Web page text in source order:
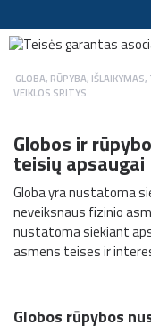
GLOBA, RŪPYBA, IŠLAIKYMAS,
VEIKLOS SRITYS
Globos ir
teisių apsaugai
Globa yra nustatoma
neveiksnaus fizinio
nustatoma siekiant
asmens teises ir
Globos rūpybos